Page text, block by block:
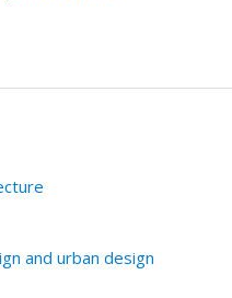
and urban design